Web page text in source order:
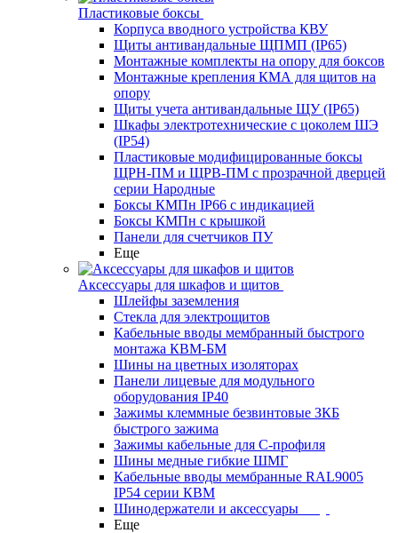
Пластиковые боксы
Корпуса вводного устройства КВУ
Щиты антивандальные ЩПМП (IP65)
Монтажные комплекты на опору для боксов
Монтажные крепления КМА для щитов на
опору
Щиты учета антивандальные ЩУ (IP65)
Шкафы электротехнические с цоколем ШЭ
(IP54)
Пластиковые модифицированные боксы
ЩРН-ПМ и ЩРВ-ПМ с прозрачной дверцей
серии Народные
Боксы КМПн IP66 с индикацией
Боксы КМПн с крышкой
Панели для счетчиков ПУ
Еще
Аксессуары для шкафов и щитов
Шлейфы заземления
Стекла для электрощитов
Кабельные вводы мембранный быстрого
монтажа КВМ-БМ
Шины на цветных изоляторах
Панели лицевые для модульного
оборудования IP40
Зажимы клеммные безвинтовые ЗКБ
быстрого зажима
Зажимы кабельные для С-профиля
Шины медные гибкие ШМГ
Кабельные вводы мембранные RAL9005
IP54 серии КВМ
Шинодержатели и аксессуары
Еще